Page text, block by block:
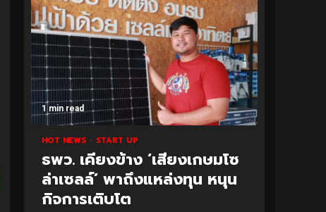
1 min read
HOT NEWS START UP
ธพว. เคียงข้าง ‘เสียงเกษมโซ
ล่าเซลล์’ พาถึงแหล่งทุน หนุน
กิจการเติบโต